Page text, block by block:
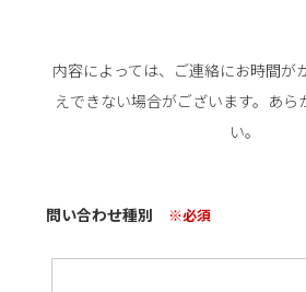
内容によっては、ご連絡にお時間が
えできない場合がございます。あら
い。
問い合わせ種別 ※必須